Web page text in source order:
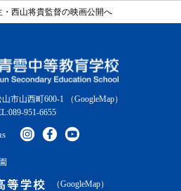
・西山将貴監督の映画公開へ
市山西町600-1
（GoogleMap）
951-6655
（GoogleMap）